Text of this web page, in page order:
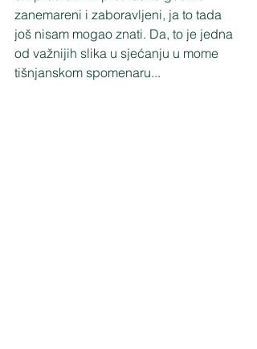
zanemareni i zaboravljeni, ja to tada
još nisam mogao znati. Da, to je jedna
od važnijih slika u sjećanju u mome
tišnjanskom spomenaru...